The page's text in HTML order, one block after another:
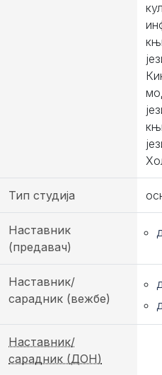
Тип студија
Наставник
(предавач)
Наставник/
сарадник (вежбе)
Наставник/
сарадник (ДОН)